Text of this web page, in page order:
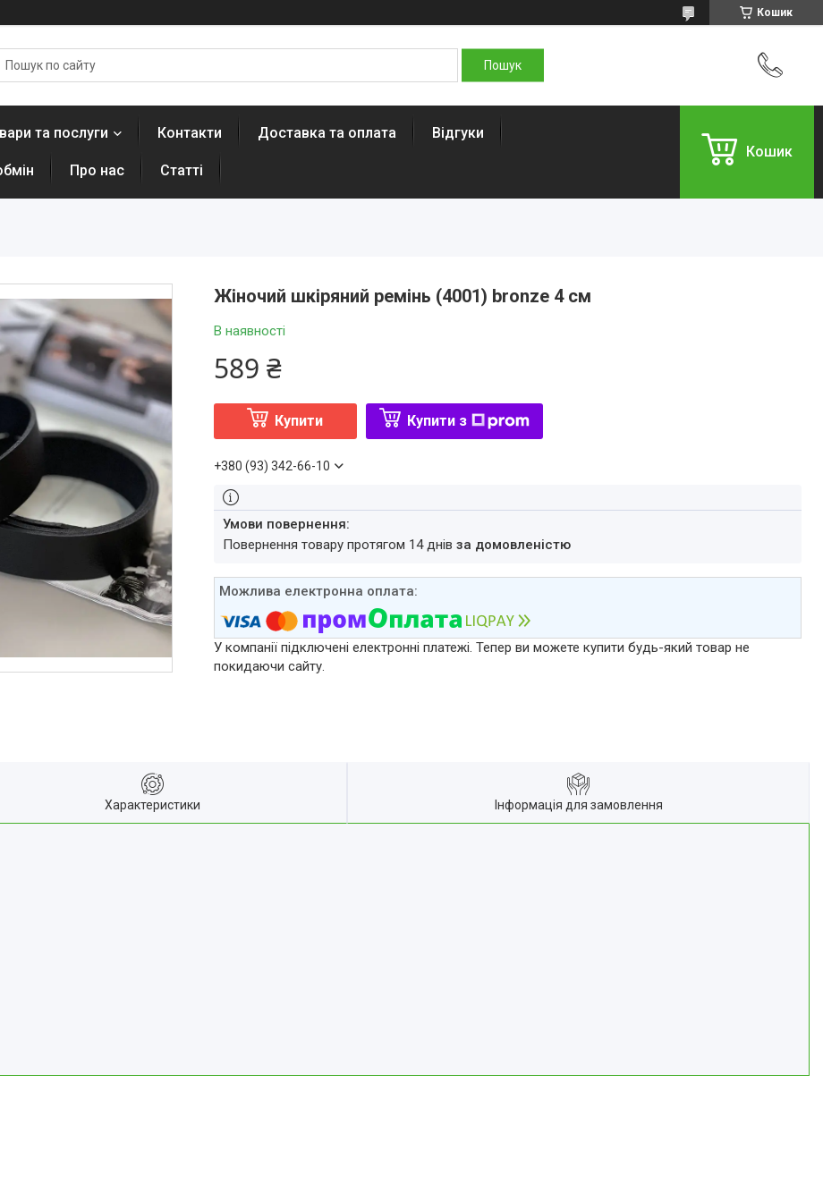
Кошик
та послуги Контакти Доставка та оплата Відгуки
Про нас Статті
Кошик
Жіночий шкіряний ремінь (4001) bronze 4 см
В наявності
589 ₴
Купити Купити з
+380 (93) 342-66-10
повернення товару протягом 14 днів за домовленістю
У компанії підключені електронні платежі. Тепер ви можете купити будь-який товар не
покидаючи сайту.
Характеристики Інформація для замовлення